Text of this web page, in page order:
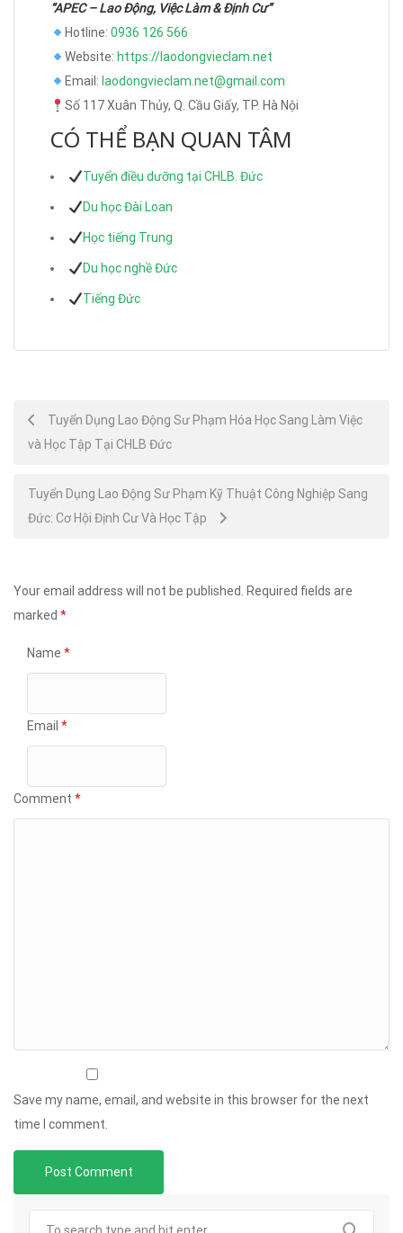
“APEC – Lao Động, Việc Làm & Định Cư”
Hotline: 0936 126 566
Website: https://laodongvieclam.net
Email: laodongvieclam.net@gmail.com
Số 117 Xuân Thủy, Q. Cầu Giấy, TP. Hà Nội
CÓ THỂ BẠN QUAN TÂM
Tuyển điều dưỡng tại CHLB. Đức
Du học Đài Loan
Học tiếng Trung
Du học nghề Đức
Tiếng Đức
Post
navigation
Tuyển Dụng Lao Động Sư Phạm Hóa Học Sang Làm Việc
và Học Tập Tại CHLB Đức
Tuyển Dụng Lao Động Sư Phạm Kỹ Thuật Công Nghiệp Sang
Đức: Cơ Hội Định Cư Và Học Tập
Your email address will not be published. Required fields are
marked *
Name *
Email *
Comment *
Save my name, email, and website in this browser for the next
time I comment.